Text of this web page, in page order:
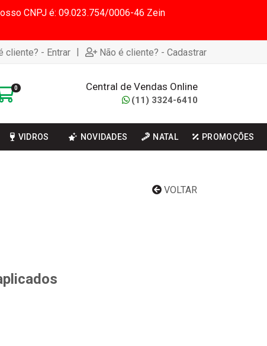
CNPJ é: 09.023.754/0006-46 Zein
cliente? - Entrar | Não é cliente? - Cadastrar
0 Central de Vendas Online
(11) 3324-6410
VIDROS NOVIDADES NATAL PROMOÇÕES
VOLTAR